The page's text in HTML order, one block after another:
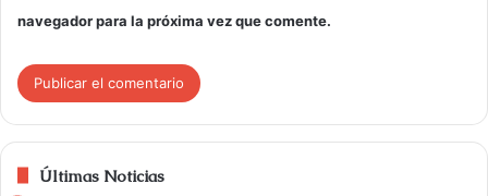
navegador para la próxima vez que comente.
Últimas Noticias